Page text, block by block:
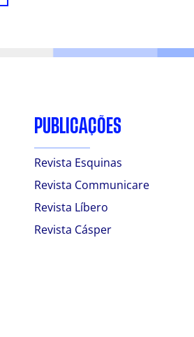
PUBLICAÇÕES
Revista Esquinas
Revista Communicare
Revista Líbero
Revista Cásper